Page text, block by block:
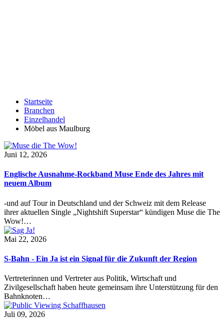
Startseite
Branchen
Einzelhandel
Möbel aus Maulburg
Juni 12, 2026
Englische Ausnahme-Rockband Muse Ende des Jahres mit
neuem Album
-und auf Tour in Deutschland und der Schweiz mit dem Release
ihrer aktuellen Single „Nightshift Superstar“ kündigen Muse die The
Wow!…
Mai 22, 2026
S-Bahn - Ein Ja ist ein Signal für die Zukunft der Region
Vertreterinnen und Vertreter aus Politik, Wirtschaft und
Zivilgesellschaft haben heute gemeinsam ihre Unterstützung für den
Bahnknoten…
Juli 09, 2026